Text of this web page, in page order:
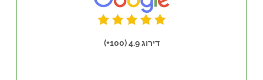
דירוג 4.9 (100+)